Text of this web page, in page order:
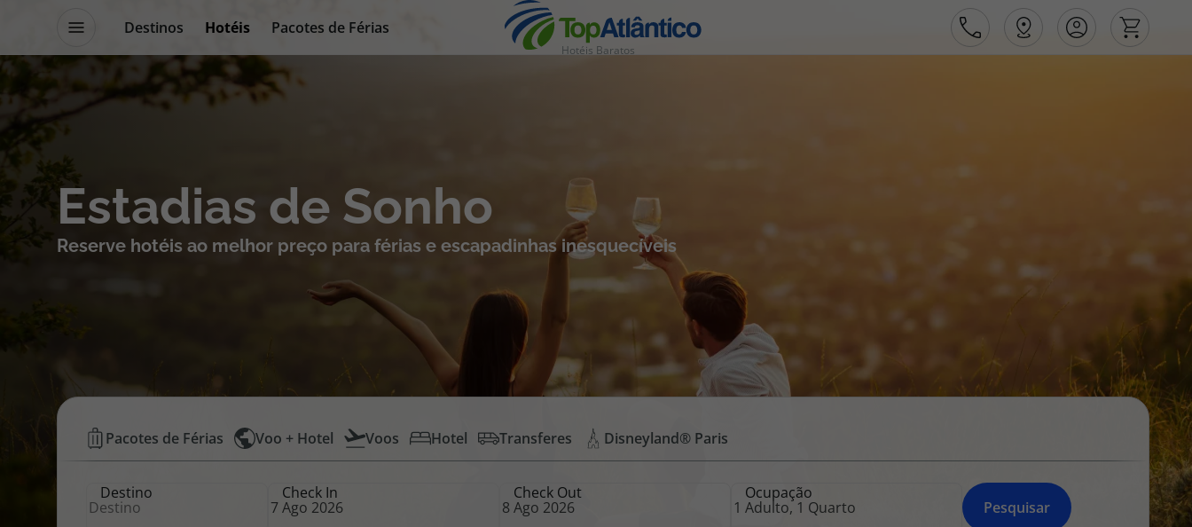
Destinos Hotéis
Pacotes de Férias
Promoções
Blog TopViagens Hotéis Baratos
Destinos
Voos
Pacotes de Férias
Disneyland ® Paris
Cruzeiros
Promoções
Cheque Viagem
Blog TopViagens
Apoio ao cliente no Estrangeiro
facilidade na marcação das suas viagens, tem ainda ao seu
dispor o nosso call center a funcionar todos os dias úteis das
10:00 às 20:00 e Sábado das 10:00 às 14:00.
Estadias de Sonho
Reserve hotéis ao melhor preço para férias e escapadinhas inesquecíveis
Hotéis
Baratos
Pacotes de Férias Voo + Hotel Voos Hotel Transferes Disneyland® Paris
Destino Check In Check Out Ocupação
Pesquisar